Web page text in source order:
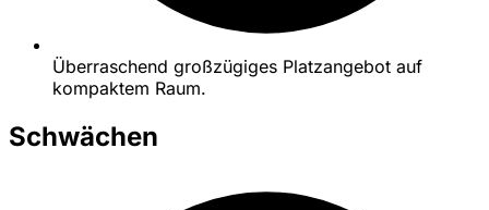
Überraschend großzügiges Platzangebot auf
kompaktem Raum.
Schwächen